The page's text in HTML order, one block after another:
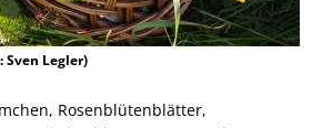
Sven Legler)
Rosenblütenblätter,